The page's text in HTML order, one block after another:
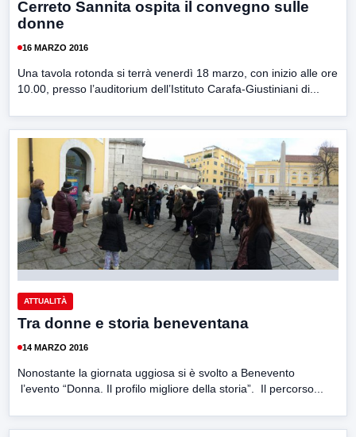
Cerreto Sannita ospita il convegno sulle
donne
16 MARZO 2016
Una tavola rotonda si terrà venerdì 18 marzo, con inizio alle ore
10.00, presso l’auditorium dell’Istituto Carafa-Giustiniani di...
ATTUALITÀ
Tra donne e storia beneventana
14 MARZO 2016
Nonostante la giornata uggiosa si è svolto a Benevento
l’evento “Donna. Il profilo migliore della storia”. Il percorso...